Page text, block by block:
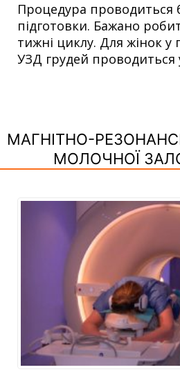
Процедура проводиться
підготовки. Бажано
тижні циклу. Для жінок у
УЗД грудей проводиться
МАГНІТНО-
МОЛОЧНОЇ